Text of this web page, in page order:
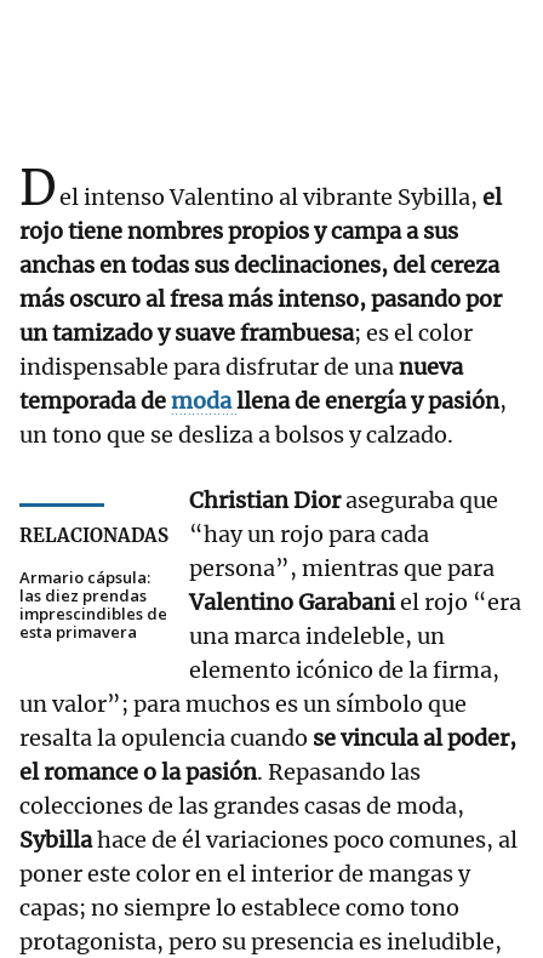
Del intenso Valentino al vibrante Sybilla, el
rojo tiene nombres propios y campa a sus
anchas en todas sus declinaciones, del cereza
más oscuro al fresa más intenso, pasando por
un tamizado y suave frambuesa; es el color
indispensable para disfrutar de unanueva
temporada demodallena de energía y pasión,
un tono que se desliza a bolsos y calzado.
RELACIONADAS
Armario cápsula:
las diez prendas
imprescindibles de
esta primavera
Christian Dioraseguraba que
“hay un rojo para cada
persona”, mientras que para
Valentino Garabaniel rojo “era
una marca indeleble, un
elemento icónico de la firma,
un valor”; para muchos es un símbolo que
resalta la opulencia cuando se vincula al poder,
el romance o la pasión. Repasando las
colecciones de las grandes casas de moda,
Sybillahace de él variaciones poco comunes, al
poner este color en el interior de mangas y
capas; no siempre lo establece como tono
protagonista, pero su presencia es ineludible,